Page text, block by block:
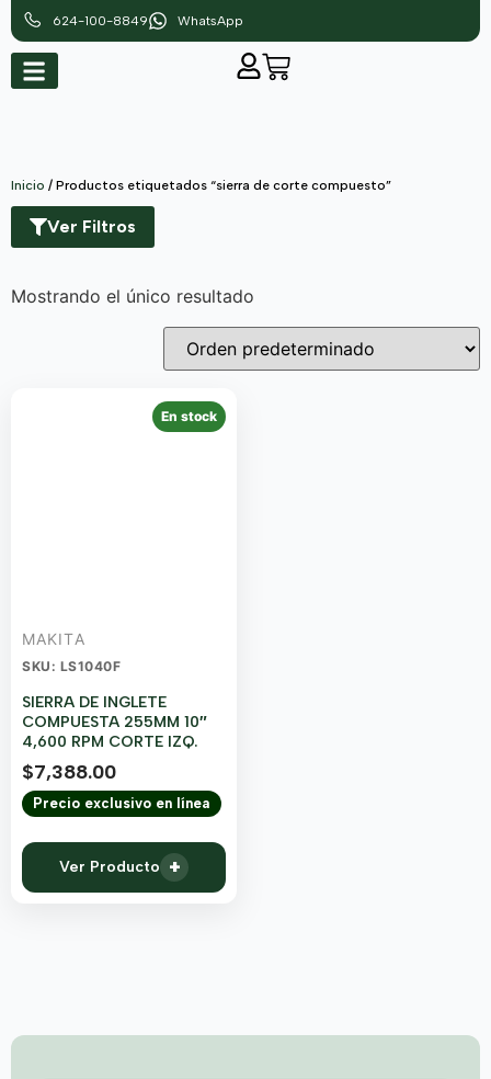
624-100-8849 WhatsApp
Inicio / Productos etiquetados “sierra de corte compuesto”
Ver Filtros
Mostrando el único resultado
En stock
MAKITA
SKU: LS1040F
SIERRA DE INGLETE
COMPUESTA 255MM 10″
4,600 RPM CORTE IZQ.
$7,388.00
Precio exclusivo en línea
Ver Producto +